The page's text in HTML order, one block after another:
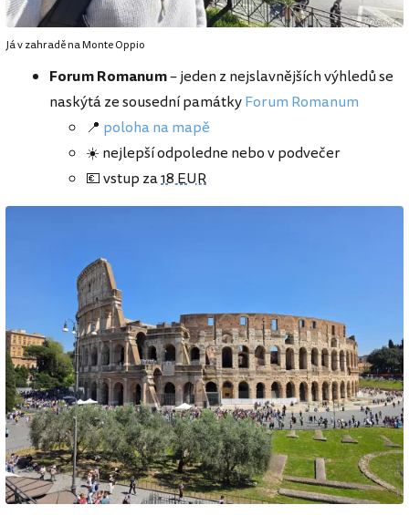
Já v zahradě na Monte Oppio
Forum Romanum– jeden z nejslavnějších výhledů se
naskýtá ze sousední památkyForum Romanum
📍 poloha na mapě
☀️ nejlepší odpoledne nebo v podvečer
💶 vstup za18 EUR